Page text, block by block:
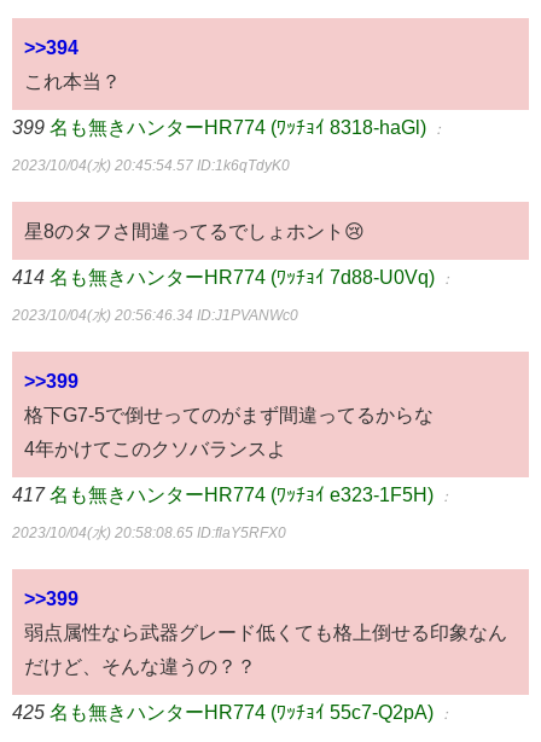
>>394
これ本当？
399 名も無きハンターHR774 (ﾜｯﾁｮｲ 8318-haGl) ：
2023/10/04(水) 20:45:54.57 ID:1k6qTdyK0
星8のタフさ間違ってるでしょホント😢
414 名も無きハンターHR774 (ﾜｯﾁｮｲ 7d88-U0Vq) ：
2023/10/04(水) 20:56:46.34 ID:J1PVANWc0
>>399
格下G7-5で倒せってのがまず間違ってるからな
4年かけてこのクソバランスよ
417 名も無きハンターHR774 (ﾜｯﾁｮｲ e323-1F5H) ：
2023/10/04(水) 20:58:08.65 ID:flaY5RFX0
>>399
弱点属性なら武器グレード低くても格上倒せる印象なん
だけど、そんな違うの？？
425 名も無きハンターHR774 (ﾜｯﾁｮｲ 55c7-Q2pA) ：